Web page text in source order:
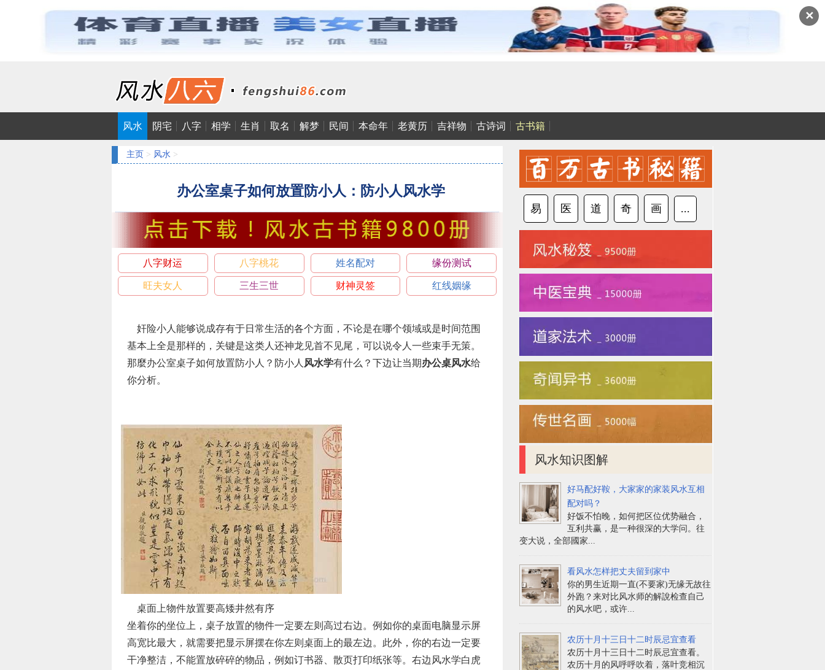
✕
风水 阴宅 八字 相学 生肖 取名 解梦 民间 本命年 老黄历 吉祥物 古诗词 古书籍
主页 > 风水 >
办公室桌子如何放置防小人：防小人风水学
八字财运 八字桃花 姓名配对 缘份测试
旺夫女人 三生三世 财神灵签 红线姻缘
奸险小人能够说成存有于日常生活的各个方面，不论是在哪个领域或是时间范围
基本上全是那样的，关键是这类人还神龙见首不见尾，可以说令人一些束手无策。
那麼办公室桌子如何放置防小人？防小人 风水学有什么？下边让当期办公桌风水给
你分析。
桌面上物件放置要高矮井然有序
坐着你的坐位上，桌子放置的物件一定要左则高过右边。例如你的桌面电脑显示屏
高宽比最大，就需要把显示屏摆在你左则桌面上的最左边。此外，你的右边一定要
干净整洁，不能置放碎碎的物品，例如订书器、散页打印纸张等。右边风水学白虎
易 医 道 奇 画 ...
风水知识图解
好马配好鞍，大家家的家装风水互相
配对吗？
好饭不怕晚，如何把区位优势融合，
互利共赢，是一种很深的大学问。往
变大说，全部國家...
看风水怎样把丈夫留到家中
你的男生近期一直(不要家)无缘无故往
外跑？来对比风水师的解說检查自己
的风水吧，或许...
农历十月十三日十二时辰忌宜查看
农历十月十三日十二时辰忌宜查看。
农历十月的风呼呼吹着，落叶竞相沉